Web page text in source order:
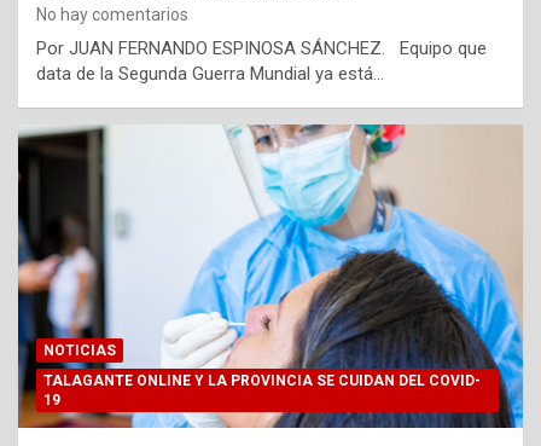
No hay comentarios
Por JUAN FERNANDO ESPINOSA SÁNCHEZ. Equipo que
data de la Segunda Guerra Mundial ya está…
NOTICIAS
TALAGANTE ONLINE Y LA PROVINCIA SE CUIDAN DEL COVID-
19